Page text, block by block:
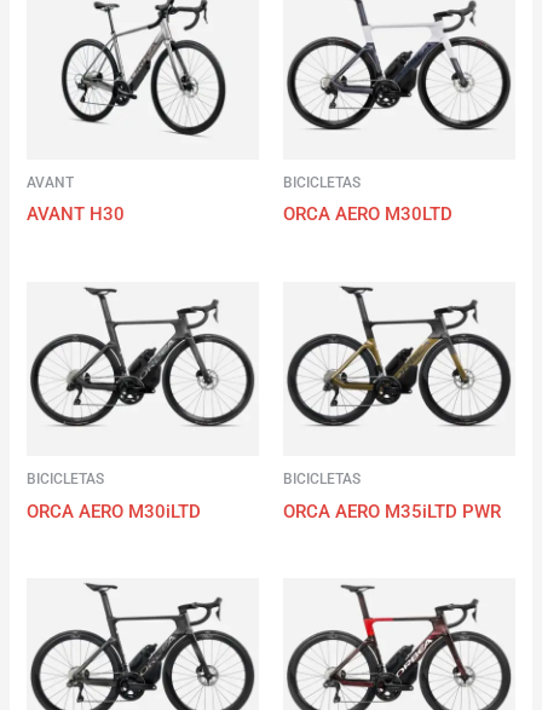
AVANT
AVANT H30
BICICLETAS
ORCA AERO M30LTD
BICICLETAS
ORCA AERO M30iLTD
BICICLETAS
ORCA AERO M35iLTD PWR